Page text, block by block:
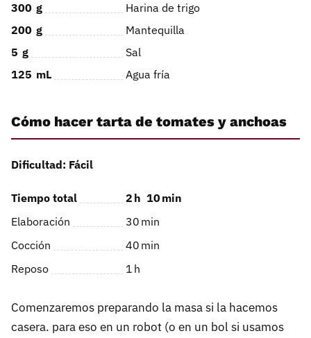
300 g
Harina de trigo
200 g
Mantequilla
5 g
Sal
125 mL Agua fría
Cómo hacer tarta de tomates y anchoas
Dificultad: Fácil
Tiempo total 2 h 10 min
Elaboración
30 min
Cocción
40 min
Reposo
1 h
Comenzaremos preparando la masa si la hacemos
casera. para eso en un robot (o en un bol si usamos